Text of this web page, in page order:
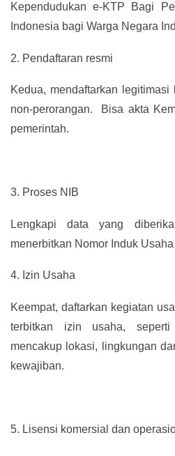
Kependudukan e-KTP Bagi
Indonesia bagi Warga Negara
2. Pendaftaran resmi
Kedua, mendaftarkan
non-perorangan. Bisa akta
pemerintah.
3. Proses NIB
Lengkapi data yang
menerbitkan Nomor Induk
4. Izin Usaha
Keempat, daftarkan kegiatan
terbitkan izin usaha,
mencakup lokasi, lingkungan
kewajiban.
5. Lisensi komersial dan